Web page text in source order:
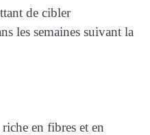
de cibler
les semaines suivant la
en fibres et en